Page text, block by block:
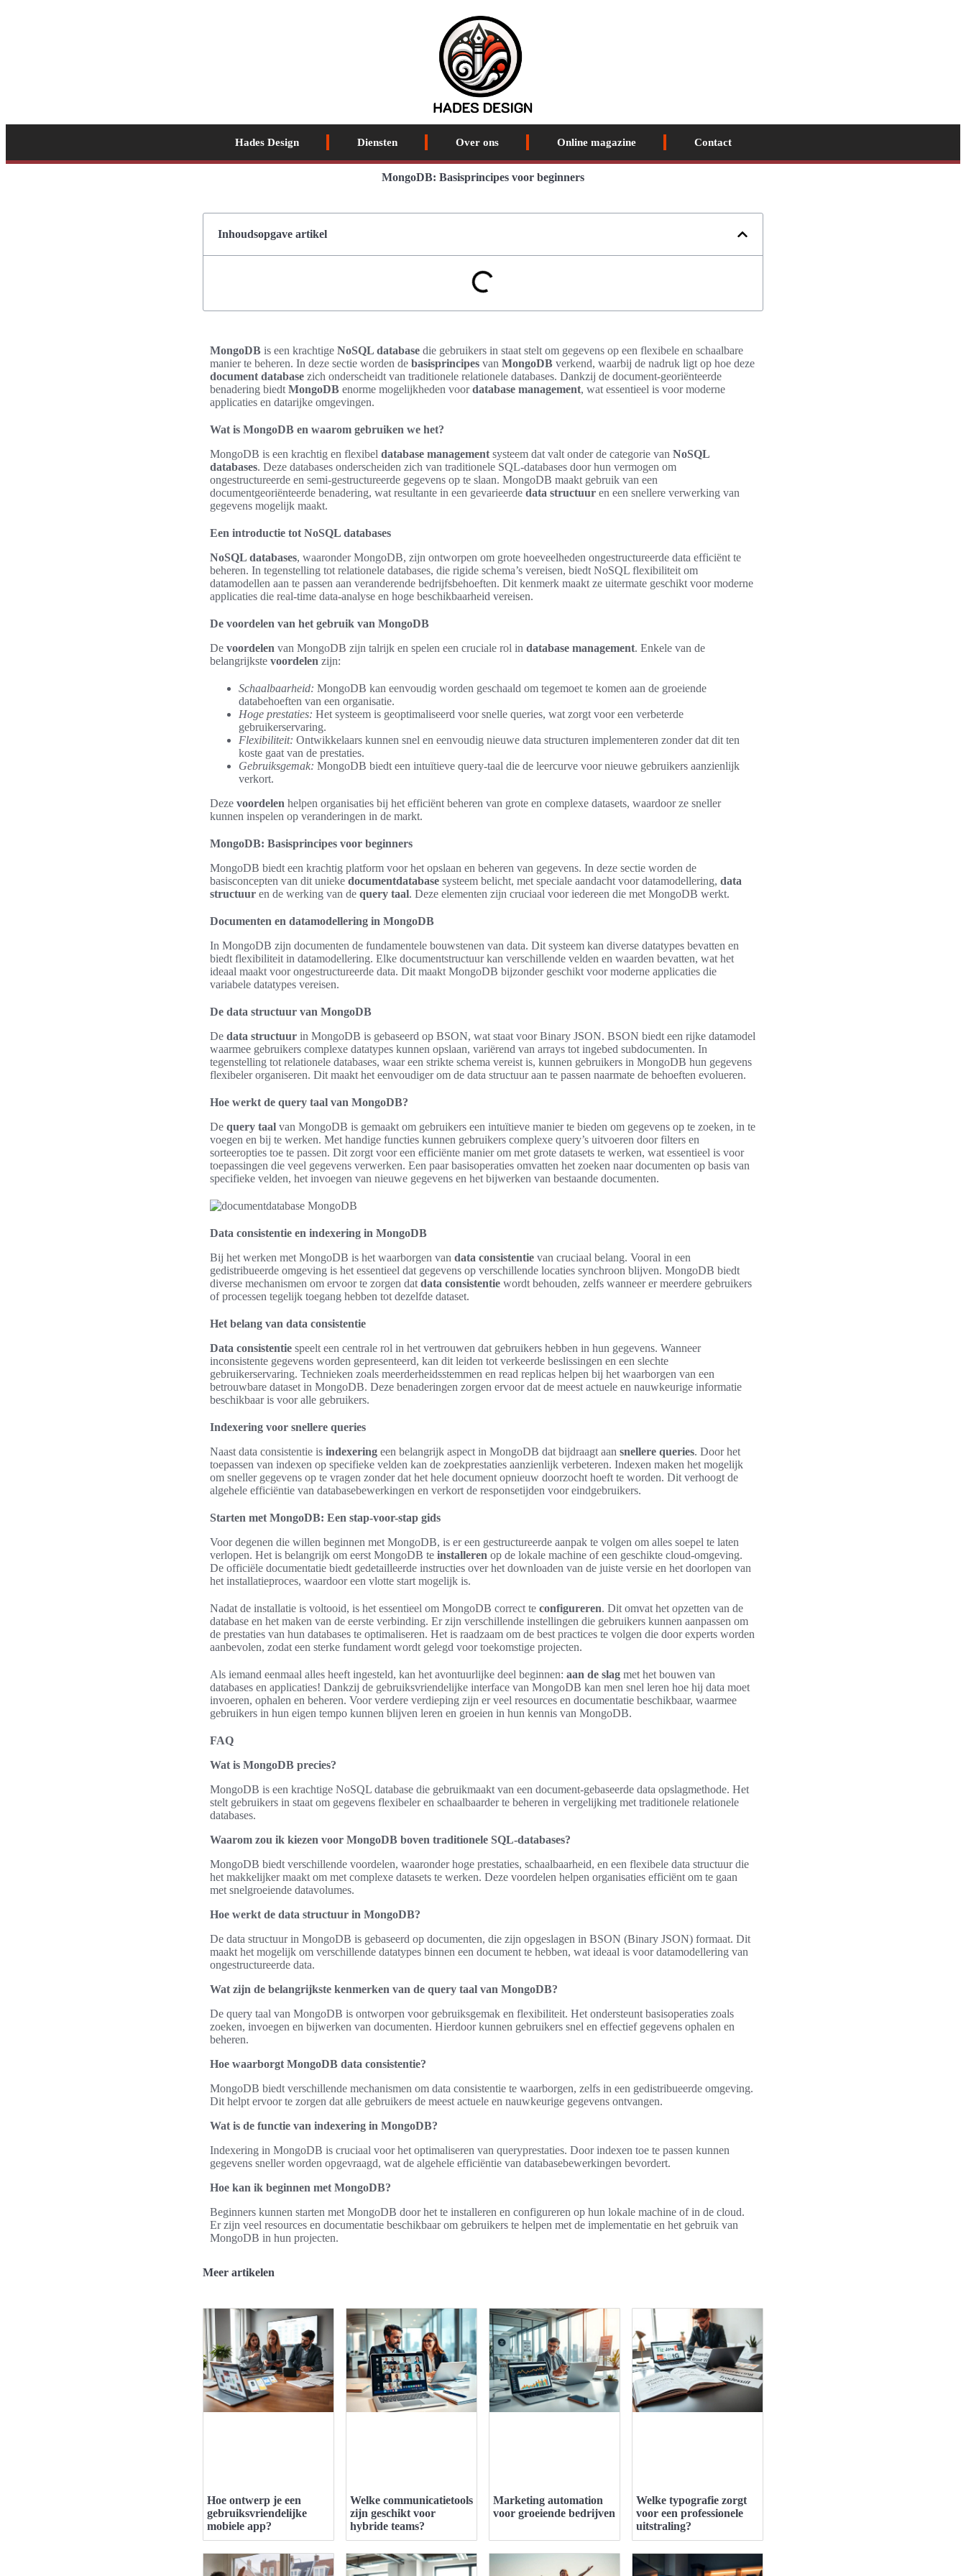
Hades Design Diensten Over ons Online magazine Contact
MongoDB: Basisprincipes voor beginners
Inhoudsopgave artikel
MongoDB is een krachtige NoSQL database die gebruikers in staat stelt om gegevens op een flexibele en schaalbare
manier te beheren. In deze sectie worden de basisprincipes van MongoDB verkend, waarbij de nadruk ligt op hoe deze
document database zich onderscheidt van traditionele relationele databases. Dankzij de document-georiënteerde
benadering biedt MongoDB enorme mogelijkheden voordatabase management, wat essentieel is voor moderne
applicaties en datarijke omgevingen.
Wat is MongoDB en waarom gebruiken we het?
MongoDB is een krachtig en flexibel database management systeem dat valt onder de categorie van NoSQL
databases. Deze databases onderscheiden zich van traditionele SQL-databases door hun vermogen om
ongestructureerde en semi-gestructureerde gegevens op te slaan. MongoDB maakt gebruik van een
documentgeoriënteerde benadering, wat resultante in een gevarieerde data structuur en een snellere verwerking van
gegevens mogelijk maakt.
Een introductie tot NoSQL databases
NoSQL databases, waaronder MongoDB, zijn ontworpen om grote hoeveelheden ongestructureerde data efficiënt te
beheren. In tegenstelling tot relationele databases, die rigide schema’s vereisen, biedt NoSQL flexibiliteit om
datamodellen aan te passen aan veranderende bedrijfsbehoeften. Dit kenmerk maakt ze uitermate geschikt voor moderne
applicaties die real-time data-analyse en hoge beschikbaarheid vereisen.
De voordelen van het gebruik van MongoDB
De voordelen van MongoDB zijn talrijk en spelen een cruciale rol in database management. Enkele van de
belangrijkste voordelen zijn:
Schaalbaarheid: MongoDB kan eenvoudig worden geschaald om tegemoet te komen aan de groeiende
databehoeften van een organisatie.
Hoge prestaties: Het systeem is geoptimaliseerd voor snelle queries, wat zorgt voor een verbeterde
gebruikerservaring.
Flexibiliteit: Ontwikkelaars kunnen snel en eenvoudig nieuwe data structuren implementeren zonder dat dit ten
koste gaat van de prestaties.
Gebruiksgemak: MongoDB biedt een intuïtieve query-taal die de leercurve voor nieuwe gebruikers aanzienlijk
verkort.
Deze voordelen helpen organisaties bij het efficiënt beheren van grote en complexe datasets, waardoor ze sneller
kunnen inspelen op veranderingen in de markt.
MongoDB: Basisprincipes voor beginners
MongoDB biedt een krachtig platform voor het opslaan en beheren van gegevens. In deze sectie worden de
basisconcepten van dit unieke documentdatabase systeem belicht, met speciale aandacht voor datamodellering, data
structuur en de werking van de query taal. Deze elementen zijn cruciaal voor iedereen die met MongoDB werkt.
Documenten en datamodellering in MongoDB
In MongoDB zijn documenten de fundamentele bouwstenen van data. Dit systeem kan diverse datatypes bevatten en
biedt flexibiliteit in datamodellering. Elke documentstructuur kan verschillende velden en waarden bevatten, wat het
ideaal maakt voor ongestructureerde data. Dit maakt MongoDB bijzonder geschikt voor moderne applicaties die
variabele datatypes vereisen.
De data structuur van MongoDB
De data structuur in MongoDB is gebaseerd op BSON, wat staat voor Binary JSON. BSON biedt een rijke datamodel
waarmee gebruikers complexe datatypes kunnen opslaan, variërend van arrays tot ingebed subdocumenten. In
tegenstelling tot relationele databases, waar een strikte schema vereist is, kunnen gebruikers in MongoDB hun gegevens
flexibeler organiseren. Dit maakt het eenvoudiger om de data structuur aan te passen naarmate de behoeften evolueren.
Hoe werkt de query taal van MongoDB?
De query taal van MongoDB is gemaakt om gebruikers een intuïtieve manier te bieden om gegevens op te zoeken, in te
voegen en bij te werken. Met handige functies kunnen gebruikers complexe query’s uitvoeren door filters en
sorteeropties toe te passen. Dit zorgt voor een efficiënte manier om met grote datasets te werken, wat essentieel is voor
toepassingen die veel gegevens verwerken. Een paar basisoperaties omvatten het zoeken naar documenten op basis van
specifieke velden, het invoegen van nieuwe gegevens en het bijwerken van bestaande documenten.
Data consistentie en indexering in MongoDB
Bij het werken met MongoDB is het waarborgen van data consistentie van cruciaal belang. Vooral in een
gedistribueerde omgeving is het essentieel dat gegevens op verschillende locaties synchroon blijven. MongoDB biedt
diverse mechanismen om ervoor te zorgen dat data consistentie wordt behouden, zelfs wanneer er meerdere gebruikers
of processen tegelijk toegang hebben tot dezelfde dataset.
Het belang van data consistentie
Data consistentie speelt een centrale rol in het vertrouwen dat gebruikers hebben in hun gegevens. Wanneer
inconsistente gegevens worden gepresenteerd, kan dit leiden tot verkeerde beslissingen en een slechte
gebruikerservaring. Technieken zoals meerderheidsstemmen en read replicas helpen bij het waarborgen van een
betrouwbare dataset in MongoDB. Deze benaderingen zorgen ervoor dat de meest actuele en nauwkeurige informatie
beschikbaar is voor alle gebruikers.
Indexering voor snellere queries
Naast data consistentie is indexering een belangrijk aspect in MongoDB dat bijdraagt aan snellere queries. Door het
toepassen van indexen op specifieke velden kan de zoekprestaties aanzienlijk verbeteren. Indexen maken het mogelijk
om sneller gegevens op te vragen zonder dat het hele document opnieuw doorzocht hoeft te worden. Dit verhoogt de
algehele efficiëntie van databasebewerkingen en verkort de responsetijden voor eindgebruikers.
Starten met MongoDB: Een stap-voor-stap gids
Voor degenen die willen beginnen met MongoDB, is er een gestructureerde aanpak te volgen om alles soepel te laten
verlopen. Het is belangrijk om eerst MongoDB te installeren op de lokale machine of een geschikte cloud-omgeving.
De officiële documentatie biedt gedetailleerde instructies over het downloaden van de juiste versie en het doorlopen van
het installatieproces, waardoor een vlotte start mogelijk is.
Nadat de installatie is voltooid, is het essentieel om MongoDB correct te configureren. Dit omvat het opzetten van de
database en het maken van de eerste verbinding. Er zijn verschillende instellingen die gebruikers kunnen aanpassen om
de prestaties van hun databases te optimaliseren. Het is raadzaam om de best practices te volgen die door experts worden
aanbevolen, zodat een sterke fundament wordt gelegd voor toekomstige projecten.
Als iemand eenmaal alles heeft ingesteld, kan het avontuurlijke deel beginnen: aan de slag met het bouwen van
databases en applicaties! Dankzij de gebruiksvriendelijke interface van MongoDB kan men snel leren hoe hij data moet
invoeren, ophalen en beheren. Voor verdere verdieping zijn er veel resources en documentatie beschikbaar, waarmee
gebruikers in hun eigen tempo kunnen blijven leren en groeien in hun kennis van MongoDB.
FAQ
Wat is MongoDB precies?
MongoDB is een krachtige NoSQL database die gebruikmaakt van een document-gebaseerde data opslagmethode. Het
stelt gebruikers in staat om gegevens flexibeler en schaalbaarder te beheren in vergelijking met traditionele relationele
databases.
Waarom zou ik kiezen voor MongoDB boven traditionele SQL-databases?
MongoDB biedt verschillende voordelen, waaronder hoge prestaties, schaalbaarheid, en een flexibele data structuur die
het makkelijker maakt om met complexe datasets te werken. Deze voordelen helpen organisaties efficiënt om te gaan
met snelgroeiende datavolumes.
Hoe werkt de data structuur in MongoDB?
De data structuur in MongoDB is gebaseerd op documenten, die zijn opgeslagen in BSON (Binary JSON) formaat. Dit
maakt het mogelijk om verschillende datatypes binnen een document te hebben, wat ideaal is voor datamodellering van
ongestructureerde data.
Wat zijn de belangrijkste kenmerken van de query taal van MongoDB?
De query taal van MongoDB is ontworpen voor gebruiksgemak en flexibiliteit. Het ondersteunt basisoperaties zoals
zoeken, invoegen en bijwerken van documenten. Hierdoor kunnen gebruikers snel en effectief gegevens ophalen en
beheren.
Hoe waarborgt MongoDB data consistentie?
MongoDB biedt verschillende mechanismen om data consistentie te waarborgen, zelfs in een gedistribueerde omgeving.
Dit helpt ervoor te zorgen dat alle gebruikers de meest actuele en nauwkeurige gegevens ontvangen.
Wat is de functie van indexering in MongoDB?
Indexering in MongoDB is cruciaal voor het optimaliseren van queryprestaties. Door indexen toe te passen kunnen
gegevens sneller worden opgevraagd, wat de algehele efficiëntie van databasebewerkingen bevordert.
Hoe kan ik beginnen met MongoDB?
Beginners kunnen starten met MongoDB door het te installeren en configureren op hun lokale machine of in de cloud.
Er zijn veel resources en documentatie beschikbaar om gebruikers te helpen met de implementatie en het gebruik van
MongoDB in hun projecten.
Meer artikelen
Hoe ontwerp je een
gebruiksvriendelijke
mobiele app?
Welke communicatietools
zijn geschikt voor
hybride teams?
Marketing automation
voor groeiende bedrijven
Welke typografie zorgt
voor een professionele
uitstraling?